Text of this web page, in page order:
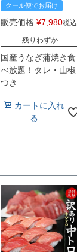
クール便でお届け
販売価格 ¥7,980税込
残りわずか
国産うなぎ蒲焼き食
べ放題！タレ・山椒
つき
カートに入れ
る